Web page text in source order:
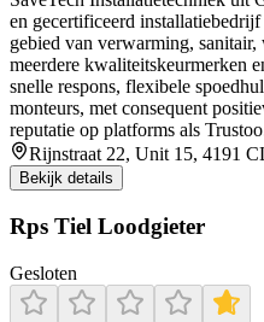
en gecertificeerd
gebied van verwarming,
meerdere kwaliteitskeurmerken
snelle respons, flexibele
monteurs, met consequent
reputatie op platforms als
Rijnstraat 22, Unit 15, 4191
Bekijk details
Rps Tiel Loodgieter
Gesloten